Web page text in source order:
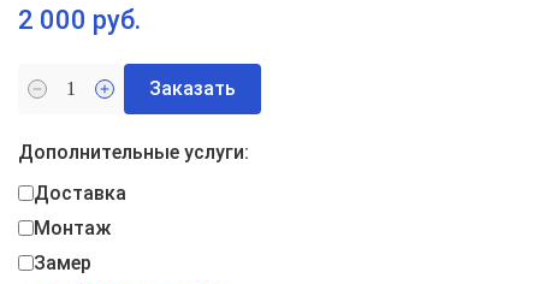
2 000 руб.
Заказать
Дополнительные услуги:
Доставка
Монтаж
Замер